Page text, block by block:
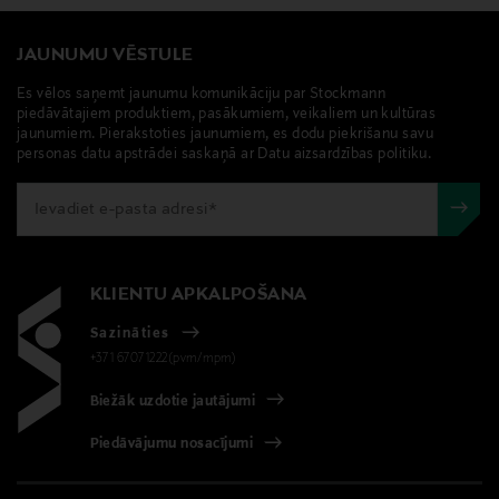
Bestseller Wholesale Finland Oy
Ražotāja adrese
Lars Sonckin Kaari 6, 02600 Espoo, Finland
Digitālā adrese
contact@bestseller.com
Atslēgvārdi
T-krekls, krekls, kokvilnas krekls, vīriešu krekls, Jack &
Jones
JAUNUMU VĒSTULE
Es vēlos saņemt jaunumu komunikāciju par Stockmann
piedāvātajiem produktiem, pasākumiem, veikaliem un kultūras
jaunumiem. Pierakstoties jaunumiem, es dodu piekrišanu savu
personas datu apstrādei saskaņā ar Datu aizsardzības politiku.
KLIENTU APKALPOŠANA
Sazināties
+371 67071222(pvm/mpm)
Biežāk uzdotie jautājumi
Piedāvājumu nosacījumi